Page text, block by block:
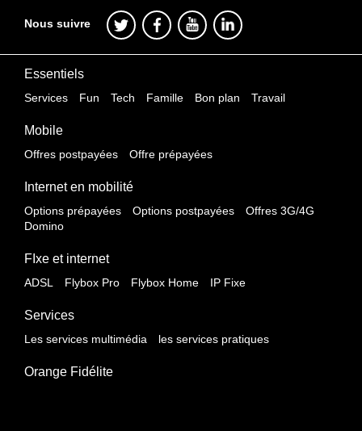
Nous suivre
Essentiels
Services Fun Tech Famille Bon plan Travail
Mobile
Offres postpayées Offre prépayées
Internet en mobilité
Options prépayées Options postpayées
Offres 3G/4G
Domino
FIxe et internet
ADSL Flybox Pro Flybox Home IP Fixe
Services
Les services multimédia les services pratiques
Orange Fidélite